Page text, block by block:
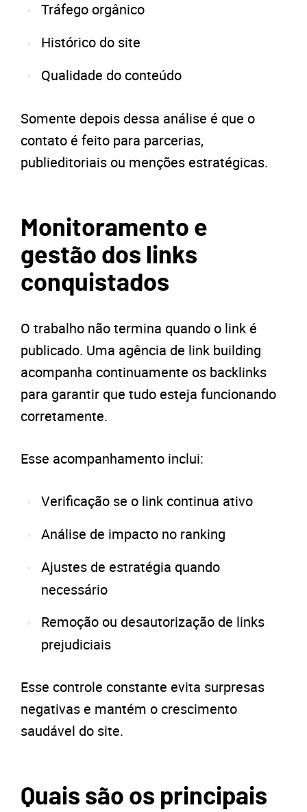
Tráfego orgânico
Histórico do site
Qualidade do conteúdo
Somente depois dessa análise é que o
contato é feito para parcerias,
publieditoriais ou menções estratégicas.
Monitoramento e
gestão dos links
conquistados
O trabalho não termina quando o link é
publicado. Uma agência de link building
acompanha continuamente os backlinks
para garantir que tudo esteja funcionando
corretamente.
Esse acompanhamento inclui:
Verificação se o link continua ativo
Análise de impacto no ranking
Ajustes de estratégia quando
necessário
Remoção ou desautorização de links
prejudiciais
Esse controle constante evita surpresas
negativas e mantém o crescimento
saudável do site.
Quais são os principais